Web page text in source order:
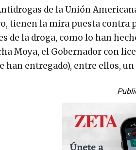
de la Unión
tienen la mira puesta
de la droga, como lo han
Moya, el Gobernador con
han entregado), entre ellos,